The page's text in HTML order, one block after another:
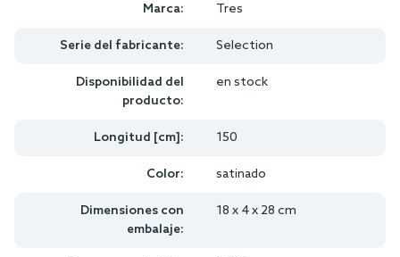
Marca: Tres
Serie del fabricante: Selection
Disponibilidad del
producto:
en stock
Longitud [cm]: 150
Color: satinado
Dimensiones con
embalaje:
18 x 4 x 28 cm